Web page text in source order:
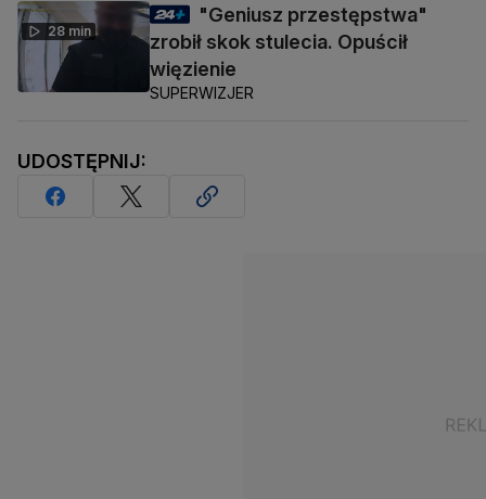
28 min
"Geniusz przestępstwa"
zrobił skok stulecia. Opuścił
więzienie
SUPERWIZJER
UDOSTĘPNIJ: